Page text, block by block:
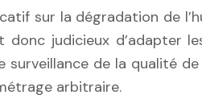
sur la dégradation de
judicieux d’adapter
de la qualité
arbitraire.